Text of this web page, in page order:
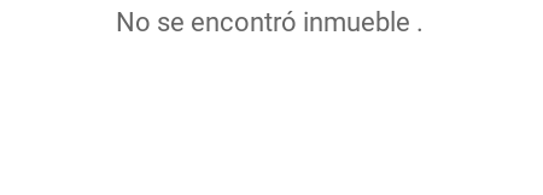
No se encontró inmueble .